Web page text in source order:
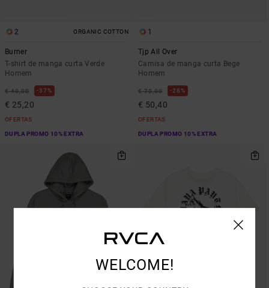
2 ORGANIC COTTON
Burner
T-shirt de manga curta Verde
Homem
€ 40,00 37%
€ 25,20
OFERTAS
DUPLA PROMO 10% EXTRA
1
Tjp All Over
Camisa de manga curta Bege
Homem
€ 70,00 28%
€ 50,40
OFERTAS
DUPLA PROMO 10% EXTRA
WELCOME!